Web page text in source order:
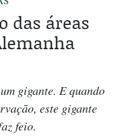
das áreas
gigante. E quando
este gigante
feio.